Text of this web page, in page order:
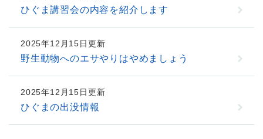
ひぐま講習会の内容を紹介します
2025年12月15日更新
野生動物へのエサやりはやめましょう
2025年12月15日更新
ひぐまの出没情報